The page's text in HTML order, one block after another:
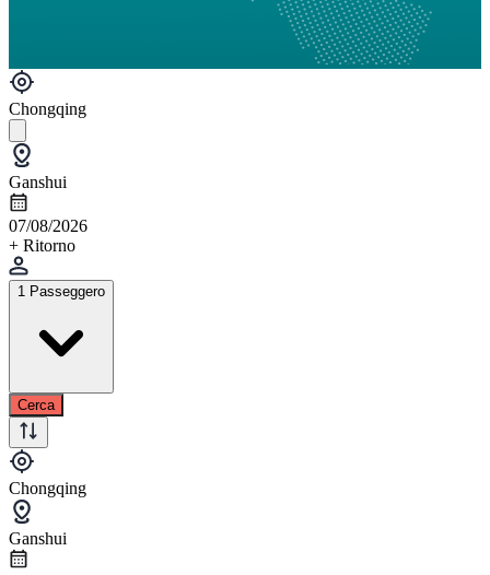
Chongqing
Ganshui
07/08/2026
+ Ritorno
1 Passeggero
Cerca
Chongqing
Ganshui